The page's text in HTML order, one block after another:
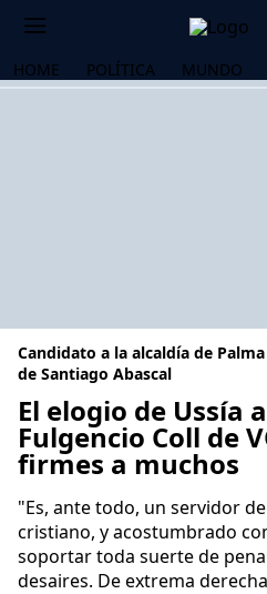
HOME POLÍTICA MUNDO
Candidato a la alcaldía de
de Santiago Abascal
El elogio de Ussía
Fulgencio Coll de
firmes a muchos
"Es, ante todo, un servidor
cristiano, y acostumbrado
soportar toda suerte de
desaires. De extrema